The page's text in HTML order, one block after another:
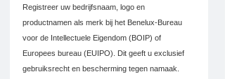
Registreer uw bedrijfsnaam, logo en
productnamen als merk bij het Benelux-Bureau
voor de Intellectuele Eigendom (BOIP) of
Europees bureau (EUIPO). Dit geeft u exclusief
gebruiksrecht en bescherming tegen namaak.